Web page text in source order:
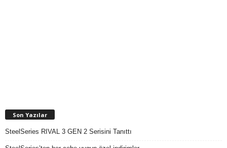
Son Yazılar
SteelSeries RIVAL 3 GEN 2 Serisini Tanıttı